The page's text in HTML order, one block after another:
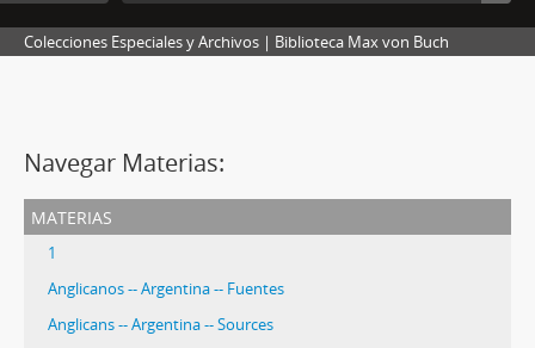
Colecciones Especiales y Archivos | Biblioteca Max von Buch
Navegar Materias:
materias
1
Anglicanos -- Argentina -- Fuentes
Anglicans -- Argentina -- Sources